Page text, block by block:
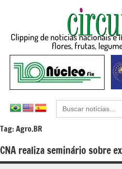
Clipping de noticias nacionais e
flores, frutas,
Search
for:
Tag:Agro.BR
CNA realiza seminário sobre